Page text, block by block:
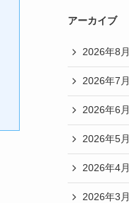
アーカイブ
2026年8月
2026年7月
2026年6月
2026年5月
2026年4月
2026年3月